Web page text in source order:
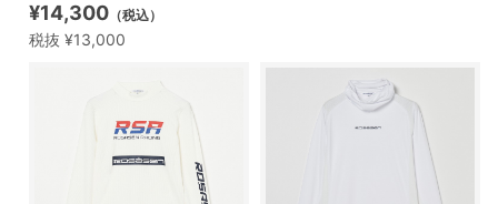
¥14,300 （税込）
税抜 ¥13,000